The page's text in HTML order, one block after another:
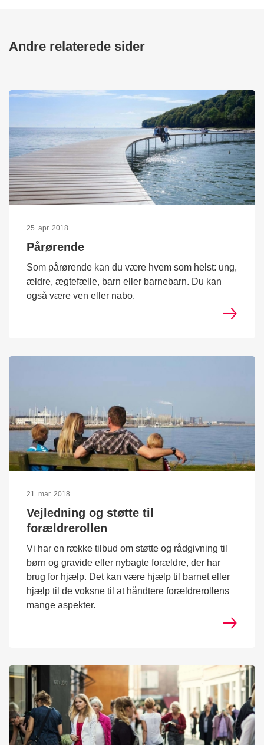
Andre relaterede sider
25. apr. 2018
Pårørende
Som pårørende kan du være hvem som helst: ung,
ældre, ægtefælle, barn eller barnebarn. Du kan
også være ven eller nabo.
21. mar. 2018
Vejledning og støtte til
forældrerollen
Vi har en række tilbud om støtte og rådgivning til
børn og gravide eller nybagte forældre, der har
brug for hjælp. Det kan være hjælp til barnet eller
hjælp til de voksne til at håndtere forældrerollens
mange aspekter.